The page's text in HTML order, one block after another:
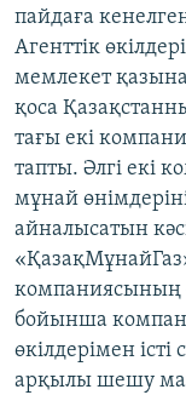
пайдаға
Агенттік
мемлекет
қоса
тағы екі
тапты. Әлгі екі
мұнай
айналысатын
компаниясының
бойынша
өкілдерімен істі
арқылы шешу